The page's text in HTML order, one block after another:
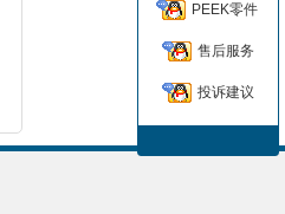
PEEK零件
售后服务
投诉建议